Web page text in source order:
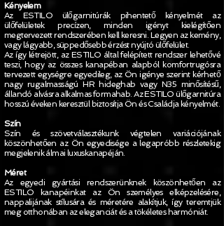
Kényelem
Az ESTILO ülőgarnitúrák pihentető kényelmét az
ülőfelületek precízen, minden igényt kielégítően
megtervezett rendszerében kell keresni. Legyen az kemény,
vagy lágyabb, süppedősebb érzést nyújtó ülőfelület.
Az így létrejött, az ESTILO által felépített rendszer lehetővé
teszi, hogy az összes kanapéban alapból komfortrugósra
tervezett egységre egyedileg, az Ön igénye szerint kérhető
nagy rugalmasságú HR hideghab vagy N35 minősítésű,
állandó alvásra alkalmas formahab. Az ESTILO ülőgarnitúra
hosszú éveken keresztül biztosítja Ön és Családja kényelmét.
Szín
Szín és szövetválasztékunk végtelen variációjának
köszönhetően az Ön egyedisége a legapróbb részletekig
megjelenik álmai luxuskanapéján.
Méret
Az egyedi gyártási rendszerünknek köszönhetően az
ESTILO kanapéinkat az Ön személyes elképzelésére,
nappalijának stílusára és méretére alakítjuk, így teremtjük
meg otthonában az eleganciát és a tökéletes harmóniát.